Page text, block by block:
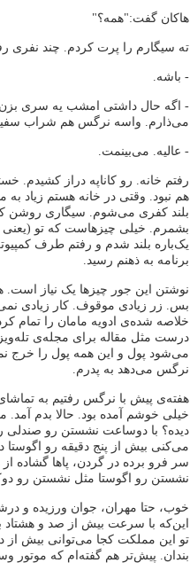
هاکان گفت:"همه؟"
ته سیگارم را پرت کردم. چند نفری
- باشه.
- اگه حال داشتی امشب یه سری
می‌ذارم. واسه نرگس هم شراب
- عالیه. می‌بینمت.
رفتم خانه. رو کاناپه دراز کشیدم.
هم نبود. وقتی در خانه هستم زیاد
بشمرم. خیلی چیزهاست که تو (یعنی
یک‌باره بلند شدم و رفتم طرف
برنامه به ذهنم رسید.
نوشتن این جور چیزها یک نیاز است.
بس. زر زیادی موقوف. کار زیادی
خلاصه شده‌ی ادویه مامان را تمام
درست مثل مقاله برای مجله‌ی
می‌شود پول و این همه پول را خرج
نرگس می‌دهد به پدرم.
خیلی خوشم آمده بود. حالا بدم
دیده؟ با دوساعت نشستن رو صندلی
می‌کنی بیش از پنج دقیقه رو اگوستا
سر فرو برده در گردن، پاها
نشستن رو اگوستا مثل نشستن رو دوک 996
خوب، حتا مهران، جوان ورزیده و
این‌که با سرعت بیش از صد و هشتاد
تو این مملکت کجا می‌توانی بیش از
بندان. پیش‌تر هم گفته‌ام که موتور